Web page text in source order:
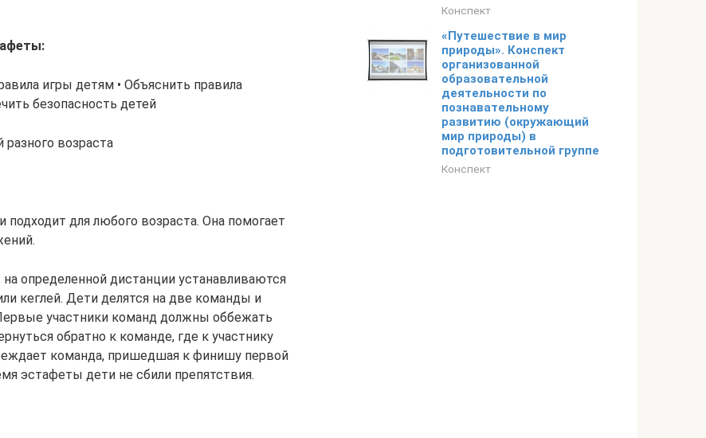
игры детям • Объяснить правила
безопасность детей
возраста
для любого возраста. Она помогает
определенной дистанции устанавливаются
кеглей. Дети делятся на две команды и
участники команд должны оббежать
обратно к команде, где к участнику
команда, пришедшая к финишу первой
эстафеты дети не сбили препятствия.
Конспект
«Путешествие в мир
природы». Конспект
организованной
образовательной
деятельности по
познавательному
развитию (окружающий
мир природы) в
подготовительной группе
Конспект